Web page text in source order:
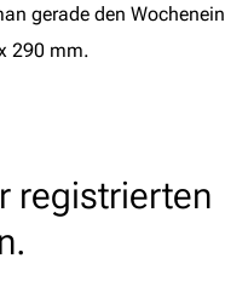
gerade den
290 mm.
registrierten